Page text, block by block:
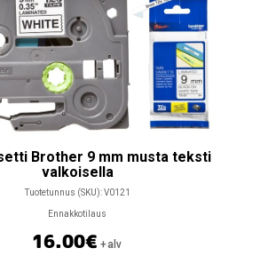
Brother 9 mm musta teksti
valkoisella
Tuotetunnus (SKU):V0121
Ennakkotilaus
16.00€ +alv